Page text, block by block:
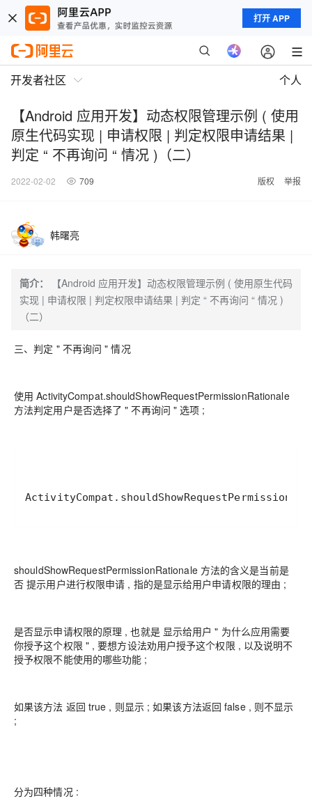
打开 APP
开发者社区 个人
【Android 应用开发】动态权限管理示例 ( 使用
原生代码实现 | 申请权限 | 判定权限申请结果 |
判定 “ 不再询问 “ 情况 )（二）
2022-02-02 709 版权 举报
韩曙亮
简介：
【Android 应用开发】动态权限管理示例 ( 使用原生代码
实现 | 申请权限 | 判定权限申请结果 | 判定 “ 不再询问 “ 情况 )
（二）
三、判定 " 不再询问 " 情况
使用 ActivityCompat.shouldShowRequestPermissionRationale
方法判定用户是否选择了 " 不再询问 " 选项 ;
shouldShowRequestPermissionRationale 方法的含义是当前是
否 提示用户进行权限申请 , 指的是显示给用户申请权限的理由 ;
是否显示申请权限的原理 , 也就是 显示给用户 " 为什么应用需要
你授予这个权限 " , 要想方设法劝用户授予这个权限 , 以及说明不
授予权限不能使用的哪些功能 ;
如果该方法 返回 true , 则显示 ; 如果该方法返回 false , 则不显示
;
分为四种情况 :